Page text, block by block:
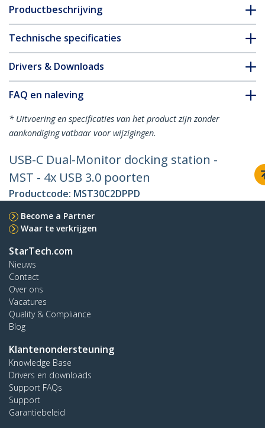
Productbeschrijving
Technische specificaties
Drivers & Downloads
FAQ en naleving
* Uitvoering en specificaties van het product zijn zonder
aankondiging vatbaar voor wijzigingen.
USB-C Dual-Monitor docking station -
MST - 4x USB 3.0 poorten
Productcode: MST30C2DPPD
Become a Partner
Waar te verkrijgen
StarTech.com
Nieuws
Contact
Over ons
Vacatures
Quality & Compliance
Blog
Klantenondersteuning
Knowledge Base
Drivers en downloads
Support FAQs
Support
Garantiebeleid